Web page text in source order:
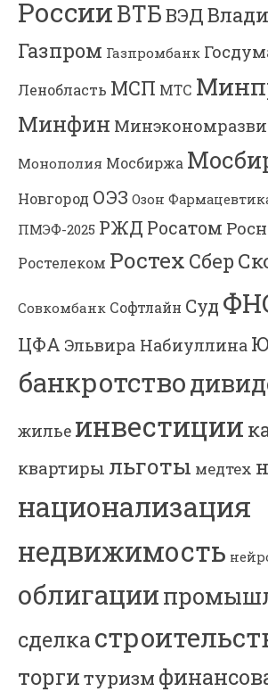
РоссииВТБВЭД
Газпром Газпромбанк
Ленобласть МСП МТС
Минфин
Монополия Мосбиржа
Новгород ОЭЗ Озон
ПМЭФ-2025 РЖД Росатом
Ростелеком Ростех Сбер
Совкомбанк Софтлайн Суд
ЦФА Эльвира Набиуллина
банкротство
жилье инвестиции
квартиры льготы медтех
национализация
недвижимость
облигации
сделка
торгитуризм